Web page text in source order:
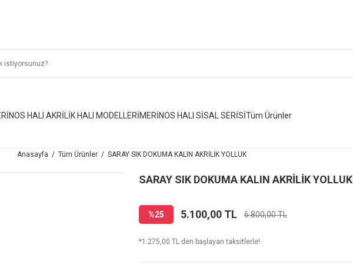
HALI AKRİLİK HALI MODELLERİMERİNOS HALI SİSAL SERİSİTüm Ürünler
Anasayfa Tüm Ürünler SARAY SIK DOKUMA KALIN AKRİLİK YOLLUK
SARAY SIK DOKUMA KALIN AKRİLİK YOLLUK
%25 5.100,00 TL 6.800,00 TL
*1.275,00 TL den başlayan taksitlerle!